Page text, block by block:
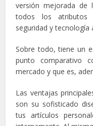
versión mejorada de
todos los atributos
seguridad y tecnología
Sobre todo, tiene un
punto comparativo
mercado y que es,
Las ventajas
son su sofisticado
tus artículos